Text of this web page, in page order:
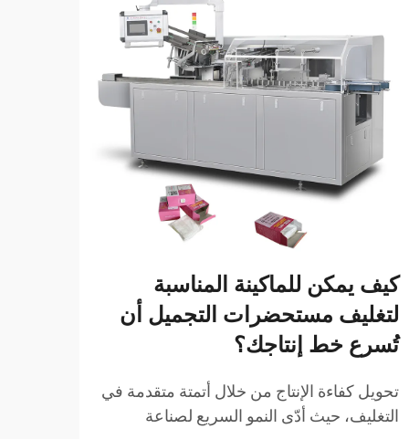
كيف يمكن للماكينة المناسبة
لتغليف مستحضرات التجميل أن
تُسرع خط إنتاجك؟
تحويل كفاءة الإنتاج من خلال أتمتة متقدمة في
التغليف، حيث أدّى النمو السريع لصناعة